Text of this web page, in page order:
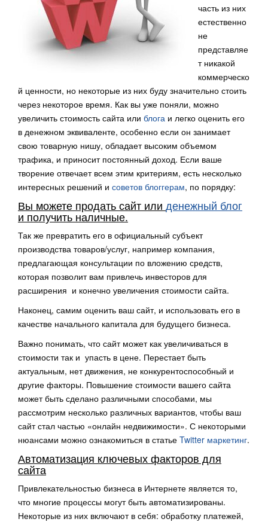
часть из них
естественно
не
представляе
т никакой
коммерческо
й ценности, но некоторые из них буду значительно стоить
через некоторое время. Как вы уже поняли, можно
увеличить стоимость сайта или блога и легко оценить его
в денежном эквиваленте, особенно если он занимает
свою товарную нишу, обладает высоким объемом
трафика, и приносит постоянный доход. Если ваше
творение отвечает всем этим критериям, есть несколько
интересных решений и советов блоггерам, по порядку:
Вы можете продать сайт или денежный блог
и получить наличные.
Так же превратить его в официальный субъект
производства товаров/услуг, например компания,
предлагающая консультации по вложению средств,
которая позволит вам привлечь инвесторов для
расширения и конечно увеличения стоимости сайта.
Наконец, самим оценить ваш сайт, и использовать его в
качестве начального капитала для будущего бизнеса.
Важно понимать, что сайт может как увеличиваться в
стоимости так и упасть в цене. Перестает быть
актуальным, нет движения, не конкурентоспособный и
другие факторы. Повышение стоимости вашего сайта
может быть сделано различными способами, мы
рассмотрим несколько различных вариантов, чтобы ваш
сайт стал частью «онлайн недвижимости». С некоторыми
нюансами можно ознакомиться в статье Twitter маркетинг.
Автоматизация ключевых факторов для
сайта
Привлекательностью бизнеса в Интернете является то,
что многие процессы могут быть автоматизированы.
Некоторые из них включают в себя: обработку платежей,